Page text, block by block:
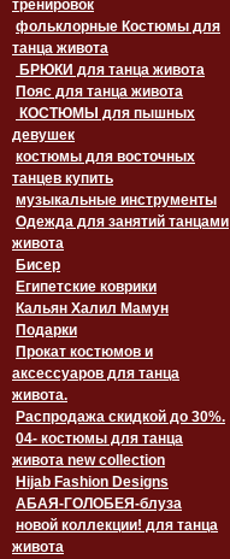
тренировок
фольклорные Костюмы для
танца живота
БРЮКИ для танца живота
Пояс для танца живота
девушек
костюмы для восточных
танцев купить
музыкальные инструменты
Одежда для занятий танцами
живота
Бисер
Египетские коврики
Кальян Халил Мамун
Подарки
Прокат костюмов и
аксессуаров для танца
живота.
Распродажа скидкой до 30%.
04- костюмы для танца
живота new collection
Hijab Fashion Designs
АБАЯ-ГОЛОБЕЯ-блуза
новой коллекции! для танца
живота